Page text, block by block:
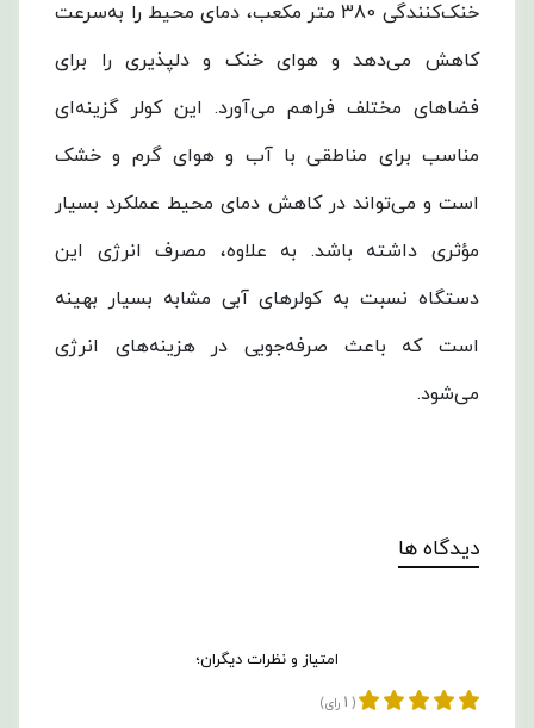
خنک‌کنندگی 380 متر مکعب، دمای محیط را به‌سرعت
کاهش می‌دهد و هوای خنک و دلپذیری را برای
فضاهای مختلف فراهم می‌آورد. این کولر گزینه‌ای
مناسب برای مناطقی با آب و هوای گرم و خشک
است و می‌تواند در کاهش دمای محیط عملکرد بسیار
مؤثری داشته باشد. به علاوه، مصرف انرژی این
دستگاه نسبت به کولرهای آبی مشابه بسیار بهینه
است که باعث صرفه‌جویی در هزینه‌های انرژی
می‌شود.
دیدگاه ها
امتیاز و نظرات دیگران؛
(
1 رای)